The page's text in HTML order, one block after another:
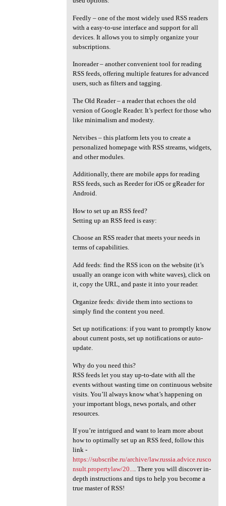
Feedly – one of the most widely used RSS readers
with a easy-to-use interface and support for all
devices. It allows you to simply organize your
subscriptions.
Inoreader – another convenient tool for reading
RSS feeds, offering multiple features for advanced
users, such as filters and tagging.
The Old Reader – a reader that echoes the old
version of Google Reader. It’s perfect for those who
like minimalism and modesty.
Netvibes – this platform lets you to create a
personalized homepage with RSS streams, widgets,
and other modules.
Additionally, there are mobile apps for reading
RSS feeds, such as Reeder for iOS or gReader for
Android.
How to set up an RSS feed?
Setting up an RSS feed is easy:
Choose an RSS reader that meets your needs in
terms of capabilities.
Add feeds: find the RSS icon on the website (it’s
usually an orange icon with white waves), click on
it, copy the URL, and paste it into your reader.
Organize feeds: divide them into sections to
simply find the content you need.
Set up notifications: if you want to promptly know
about current posts, set up notifications or auto-
update.
Why do you need this?
RSS feeds let you stay up-to-date with all the
events without wasting time on continuous website
visits. You’ll always know what’s happening on
your important blogs, news portals, and other
resources.
If you’re intrigued and want to learn more about
how to optimally set up an RSS feed, follow this
link -
https://subscribe.ru/archive/law.russia.advice.rusco
nsult.propertylaw/20.... There you will discover in-
depth instructions and tips to help you become a
true master of RSS!